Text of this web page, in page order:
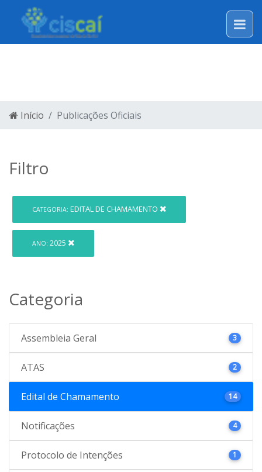
Início Publicações Oficiais
Filtro
CATEGORIA: EDITAL DE CHAMAMENTO
ANO: 2025
Categoria
Assembleia Geral 3
ATAS 2
Edital de Chamamento 14
Notificações 4
Protocolo de Intenções 1